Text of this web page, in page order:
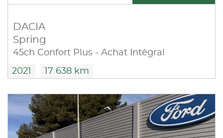
DACIA
Spring
45ch Confort Plus - Achat Intégral
2021 17 638 km